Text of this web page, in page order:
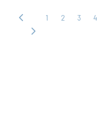
‹ 上
1 2 3 4
下